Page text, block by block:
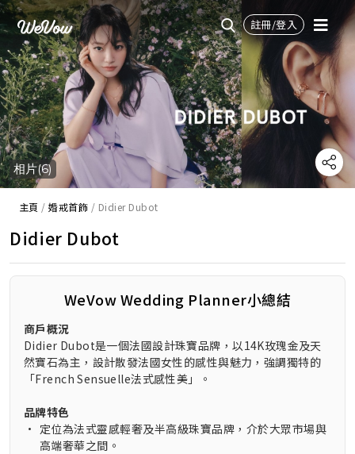
註冊/登入
相片(6)
主頁 /婚戒首飾 / Didier Dubot
Didier Dubot
WeVow Wedding Planner小總結
商戶概況
Didier Dubot是一個法國設計珠寶品牌，以14K玫瑰金及天
然寶石為主，設計散發法國女性的感性與魅力，強調獨特的
「French Sensuelle法式感性美」。
品牌特色
• 定位為法式靈感輕奢及半高級珠寶品牌，介於大眾市場與
高端奢華之間。